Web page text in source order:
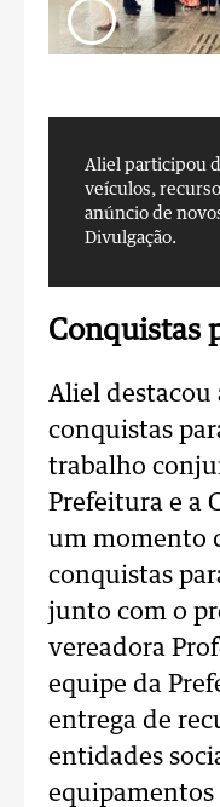
Aliel participou
veículos,
anúncio de
Divulgação.
Conquistas
Aliel destacou
conquistas
trabalho
Prefeitura e a
um momento
conquistas
junto com o
vereadora
equipe da
entrega de
entidades